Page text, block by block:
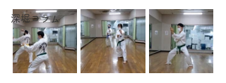
深堀コラム